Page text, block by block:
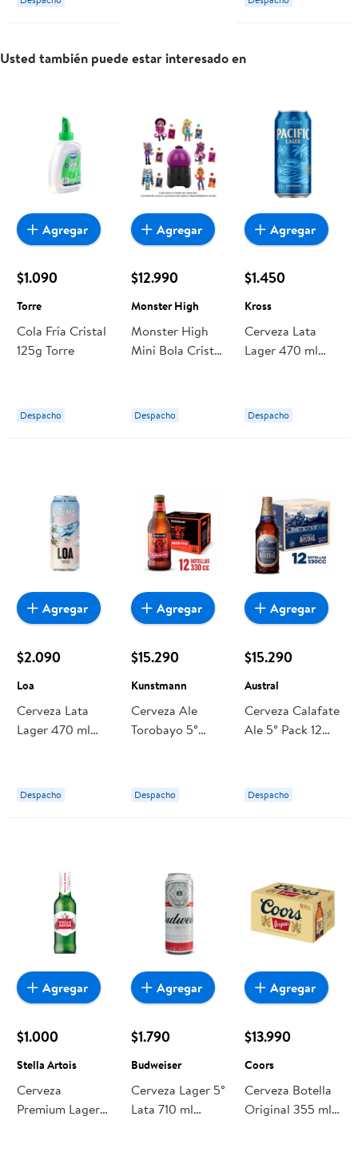
Usted también puede estar interesado en
$1.090
Torre
Cola Fría Cristal
125g Torre
Despacho
Agregar
$12.990
Monster High
Monster High
Mini Bola Cristal
Despacho
Agregar
$1.450
Kross
Cerveza Lata
Lager 470 ml
Despacho
Agregar
$2.090
Loa
Cerveza Lata
Lager 470 ml
Despacho
Agregar
$15.290
Kunstmann
Cerveza Ale
Torobayo 5°
Kunstmann
Despacho
Agregar
$15.290
Austral
Cerveza Calafate
Ale 5° Pack 12
Despacho
Agregar
$1.000
Stella Artois
Cerveza
Premium Lager
Agregar
$1.790
Budweiser
Cerveza Lager 5°
Lata 710 ml
Agregar
$13.990
Coors
Cerveza Botella
Original 355 ml
Agregar